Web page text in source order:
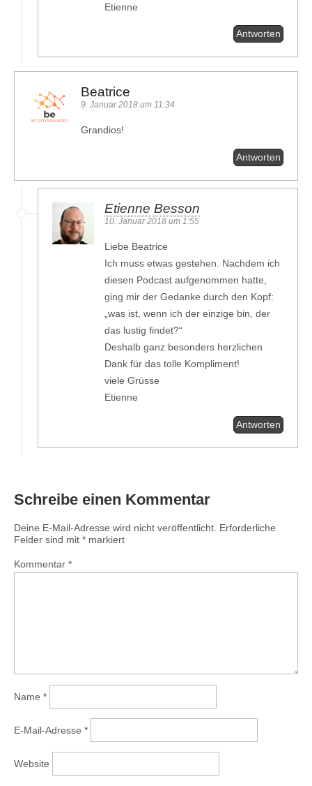
Etienne
Antworten
Beatrice
9. Januar 2018 um 11:34
Grandios!
Antworten
Etienne Besson
10. Januar 2018 um 1:55
Liebe Beatrice
Ich muss etwas gestehen. Nachdem ich
diesen Podcast aufgenommen hatte,
ging mir der Gedanke durch den Kopf:
„was ist, wenn ich der einzige bin, der
das lustig findet?“
Deshalb ganz besonders herzlichen
Dank für das tolle Kompliment!
viele Grüsse
Etienne
Antworten
Schreibe einen Kommentar
Deine E-Mail-Adresse wird nicht veröffentlicht. Erforderliche
Felder sind mit * markiert
Kommentar *
Name *
E-Mail-Adresse *
Website